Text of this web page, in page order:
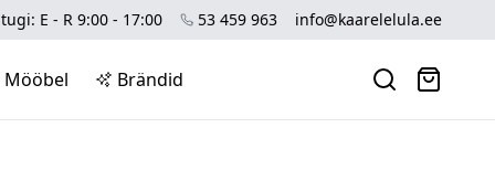
E - R 9:00 - 17:00 53 459 963 info@kaarelelula.ee
Mööbel Brändid